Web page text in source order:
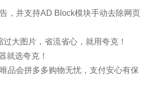
，并支持AD Block模块手动去除网页
大图片，省流省心，就用夸克！
就选夸克！
品会拼多多购物无忧，支付安心有保